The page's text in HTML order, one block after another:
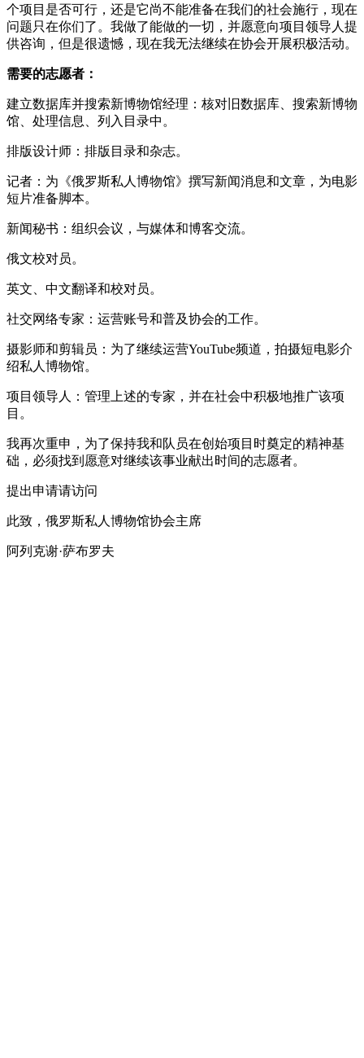
个项目是否可行，还是它尚不能准备在我们的社会施行，现在
问题只在你们了。我做了能做的一切，并愿意向项目领导人提
供咨询，但是很遗憾，现在我无法继续在协会开展积极活动。
需要的志愿者：
建立数据库并搜索新博物馆经理：核对旧数据库、搜索新博物
馆、处理信息、列入目录中。
排版设计师：排版目录和杂志。
记者：为《俄罗斯私人博物馆》撰写新闻消息和文章，为电影
短片准备脚本。
新闻秘书：组织会议，与媒体和博客交流。
俄文校对员。
英文、中文翻译和校对员。
社交网络专家：运营账号和普及协会的工作。
摄影师和剪辑员：为了继续运营YouTube频道，拍摄短电影介
绍私人博物馆。
项目领导人：管理上述的专家，并在社会中积极地推广该项
目。
我再次重申，为了保持我和队员在创始项目时奠定的精神基
础，必须找到愿意对继续该事业献出时间的志愿者。
提出申请请访问
此致，俄罗斯私人博物馆协会主席
阿列克谢·萨布罗夫